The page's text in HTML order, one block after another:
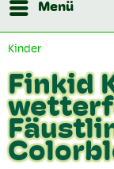
Menü
Kinder
Finkid